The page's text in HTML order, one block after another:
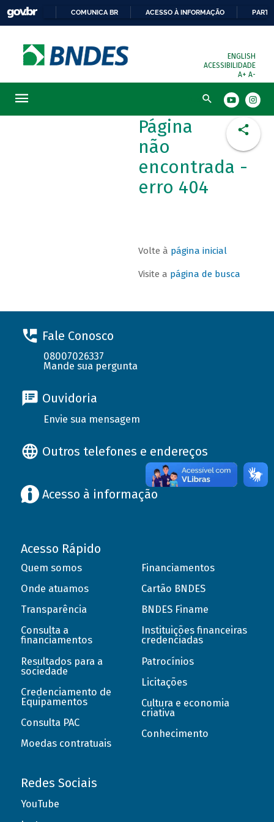
COMUNICA BR ACESSO À INFORMAÇÃO
ENGLISH
ACESSIBILIDADE
A+ A-
Busca
Página
não
encontrada -
erro 404
Volte à página inicial
Visite a página de busca
Fale Conosco
08007026337
Mande sua pergunta
Ouvidoria
Envie sua mensagem
Outros telefones e endereços
Acesso à informação
Acesso Rápido
Quem somos
Onde atuamos
Transparência
Consulta a
financiamentos
Resultados para a
sociedade
Credenciamento de
Equipamentos
Consulta PAC
Moedas contratuais
Financiamentos
Cartão BNDES
BNDES Finame
Instituições financeiras
credenciadas
Patrocínios
Licitações
Cultura e economia
criativa
Conhecimento
Redes Sociais
YouTube